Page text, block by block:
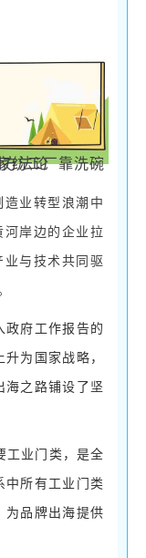
造业转型浪潮中
河岸边的企业拉
与技术共同驱
政府工作报告的
为国家战略，
海之路铺设了坚
工业门类，是全
中所有工业门类
为品牌出海提供